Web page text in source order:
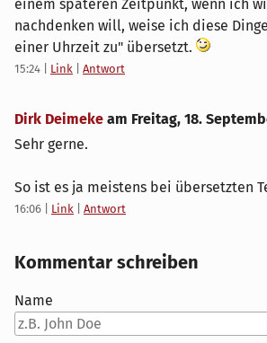
einem späteren Zeitpunkt, wenn ich
nachdenken will, weise ich diese
einer Uhrzeit zu" übersetzt.
15:24 Link Antwort
Dirk Deimeke am Freitag, 18.
Sehr gerne.
So ist es ja meistens bei übersetzten
16:06 Link Antwort
Kommentar schreiben
Name